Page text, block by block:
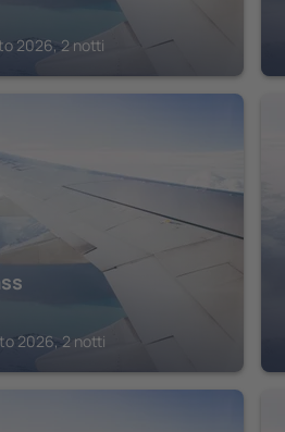
2026, 2 notti
2026, 2 notti